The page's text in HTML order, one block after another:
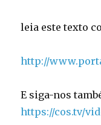
leia este texto
http://
E siga-nos
https://cos.tv/